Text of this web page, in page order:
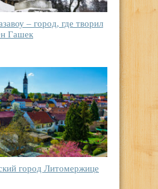
– город, где творил
Гашек
город Литомержице